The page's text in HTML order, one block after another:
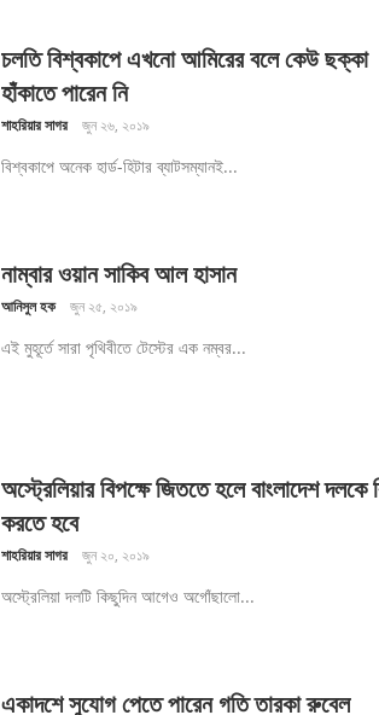
চলতি বিশ্বকাপে এখনো আমিরের বলে কেউ ছক্কা
হাঁকাতে পারেন নি
শাহরিয়ার সাগর জুন ২৬, ২০১৯
বিশ্বকাপে অনেক হার্ড-হিটার ব্যাটসম্যানই...
নাম্বার ওয়ান সাকিব আল হাসান
আনিসুল হক জুন ২৫, ২০১৯
এই মুহূর্তে সারা পৃথিবীতে টেস্টের এক নম্বর...
অস্ট্রেলিয়ার বিপক্ষে জিততে হলে বাংলাদেশ দলকে
করতে হবে
শাহরিয়ার সাগর জুন ২০, ২০১৯
অস্ট্রেলিয়া দলটি কিছুদিন আগেও অগোঁছালো...
একাদশে সুযোগ পেতে পারেন গতি তারকা রুবেল